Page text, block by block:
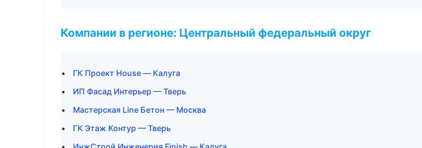
Компании в регионе: Центральный федеральный округ
ГК Проект House — Калуга
ИП Фасад Интерьер — Тверь
Мастерская Line Бетон — Москва
ГК Этаж Контур — Тверь